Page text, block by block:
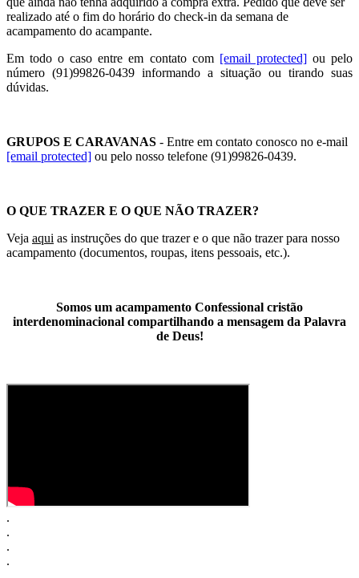
realizado até o fim do horário do check-in da semana de
acampamento do acampante.
Em todo o caso entre em contato com [email protected]ou pelo
número (91)99826-0439 informando a situação ou tirando suas
dúvidas.
GRUPOS E CARAVANAS - Entre em contato conosco no e-mail
[email protected] ou pelo nosso telefone (91)99826-0439.
O QUE TRAZER E O QUE NÃO TRAZER?
Veja aqui as instruções do que trazer e o que não trazer para nosso
acampamento (documentos, roupas, itens pessoais, etc.).
Somos um acampamento Confessional cristão
interdenominacional compartilhando a mensagem da Palavra
de Deus!
.
.
.
.